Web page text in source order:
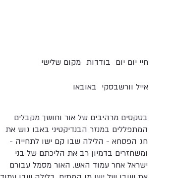
מקום שלישי בודדות חיי יום יום
באובאו אייל וורשבסקי
בטקסים מרהיבים של אור וחושך מקבלים
המתפללים במנזר הבנדיקטיני באבו גוש את
חג הפסחא - הלילה שבו קם ישו לתחייה -
ומשחזרים בדמיון רב את הליכתם של בני
ישראל אחר עמוד האש. האור מסמל עבורם